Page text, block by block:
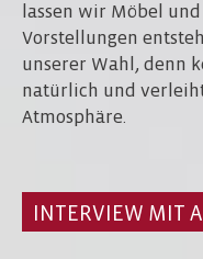
lassen wir Möbel
Vorstellungen
unserer Wahl, denn
natürlich und
Atmosphäre.
INTERVIEW MIT